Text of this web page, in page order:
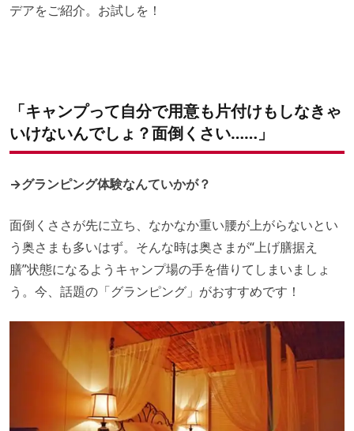
デアをご紹介。お試しを！
「キャンプって自分で用意も片付けもしなきゃ
いけないんでしょ？面倒くさい……」
→グランピング体験なんていかが？
面倒くささが先に立ち、なかなか重い腰が上がらないとい
う奥さまも多いはず。そんな時は奥さまが“上げ膳据え
膳”状態になるようキャンプ場の手を借りてしまいましょ
う。今、話題の「グランピング」がおすすめです！